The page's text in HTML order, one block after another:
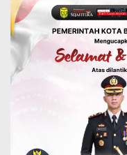
Dinas PUPR Kalsel
Tindak Lanjut
Pemerintah
Tingkatkan
Keselamatan
Alternatif